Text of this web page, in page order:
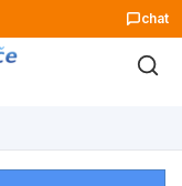
chat